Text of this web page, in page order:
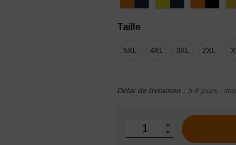
Taille
5XL 4XL 3XL 2XL
Délai de livraison : 5-8 jours -
quantité de Polo haute